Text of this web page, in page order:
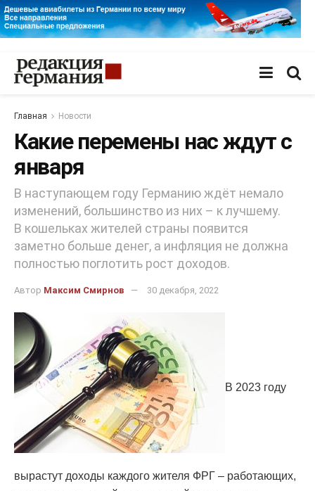
Главная Новости
Какие перемены нас ждут с
января
В наступающем году Германию ждёт немало
изменений, большинство из них – к лучшему.
В кошельках жителей страны появится
заметно больше денег, а инфляция не должна
полностью поглотить рост доходов.
Автор Максим Смирнов 30 декабря, 2022
В 2023 году
вырастут доходы каждого жителя ФРГ – работающих,